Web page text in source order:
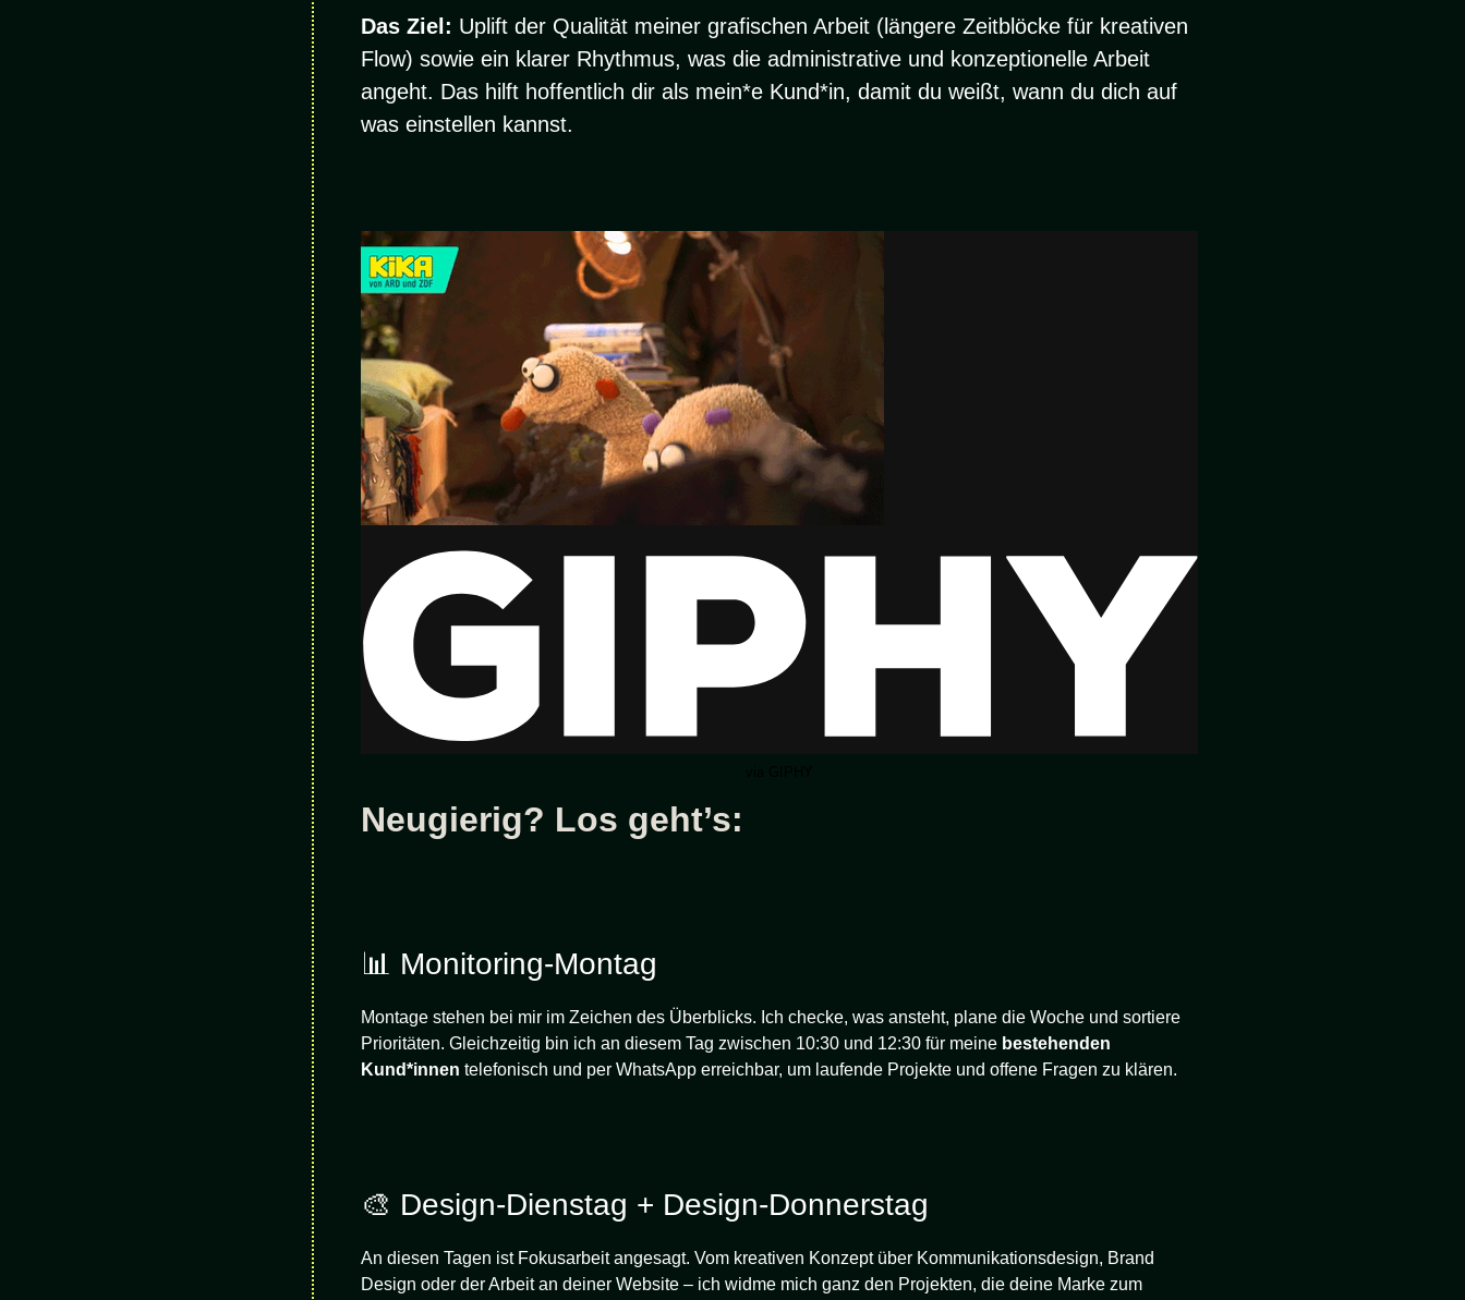
Das Ziel: Uplift der Qualität meiner grafischen Arbeit (längere Zeitblöcke für kreativen
Flow) sowie ein klarer Rhythmus, was die administrative und konzeptionelle Arbeit
angeht. Das hilft hoffentlich dir als mein*e Kund*in, damit du weißt, wann du dich auf
was einstellen kannst.
Neugierig? Los geht’s:
📊 Monitoring-Montag
Montage stehen bei mir im Zeichen des Überblicks. Ich checke, was ansteht, plane die Woche und sortiere
Prioritäten. Gleichzeitig bin ich an diesem Tag zwischen 10:30 und 12:30 für meine bestehenden
Kund*innen telefonisch und per WhatsApp erreichbar, um laufende Projekte und offene Fragen zu klären.
🎨 Design-Dienstag + Design-Donnerstag
An diesen Tagen ist Fokusarbeit angesagt. Vom kreativen Konzept über Kommunikationsdesign, Brand
Design oder der Arbeit an deiner Website – ich widme mich ganz den Projekten, die deine Marke zum